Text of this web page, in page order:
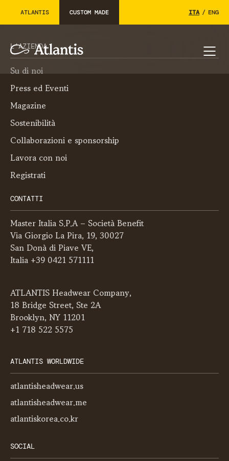
ATLANTIS CUSTOM MADE ITA / ENG
L’AZIENDA
Su di noi
Press ed Eventi
Magazine
Sostenibilità
Collaborazioni e sponsorship
Lavora con noi
Registrati
CONTATTI
Master Italia S.P.A – Società Benefit
Via Giorgio La Pira, 19, 30027
San Donà di Piave VE,
Italia +39 0421 571111
ATLANTIS Headwear Company,
18 Bridge Street, Ste 2A
Brooklyn, NY 11201
+1 718 522 5575
ATLANTIS WORLDWIDE
atlantisheadwear.us
atlantisheadwear.me
atlantiskorea.co.kr
SOCIAL